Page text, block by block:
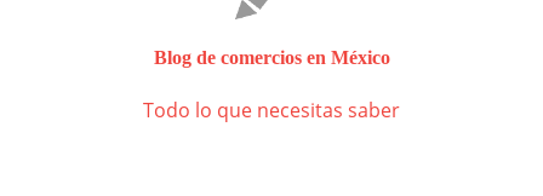
Blog de comercios en México
Todo lo que necesitas saber